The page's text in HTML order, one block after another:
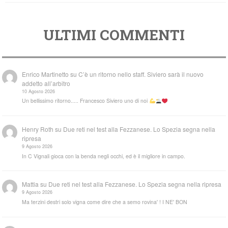
ULTIMI COMMENTI
Enrico Martinetto suC’è un ritorno nello staff. Siviero sarà il nuovo
addetto all’arbitro
10 Agosto 2026
Un bellissimo ritorno..... Francesco Siviero uno di noi
Henry Roth su Due reti nel test alla Fezzanese. Lo Spezia segna nella
ripresa
9 Agosto 2026
In C Vignali gioca con la benda negli occhi, ed è il migliore in campo.
Mattiasu Due reti nel test alla Fezzanese. Lo Spezia segna nella ripresa
9 Agosto 2026
Ma terzini destri solo vigna come dire che a semo rovina' ! I NE' BON